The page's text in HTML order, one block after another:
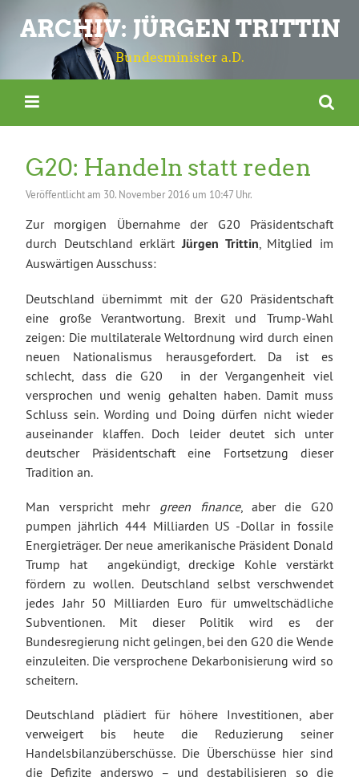
ARCHIV: JÜRGEN TRITTIN
Bundesminister a.D.
G20: Handeln statt reden
Veröffentlicht am 30. November 2016 um 10:47 Uhr.
Zur morgigen Übernahme der G20 Präsidentschaft
durch Deutschland erklärtJürgen Trittin, Mitglied im
Auswärtigen Ausschuss:
Deutschland übernimmt mit der G20 Präsidentschaft
eine große Verantwortung. Brexit und Trump-Wahl
zeigen: Die multilaterale Weltordnung wird durch einen
neuen Nationalismus herausgefordert. Da ist es
schlecht, dass die G20 in der Vergangenheit viel
versprochen und wenig gehalten haben. Damit muss
Schluss sein. Wording und Doing dürfen nicht wieder
auseinander klaffen. Doch leider deutet sich unter
deutscher Präsidentschaft eine Fortsetzung dieser
Tradition an.
Man verspricht mehr green finance, aber die G20
pumpen jährlich 444 Milliarden US -Dollar in fossile
Energieträger. Der neue amerikanische Präsident Donald
Trump hat angekündigt, dreckige Kohle verstärkt
fördern zu wollen. Deutschland selbst verschwendet
jedes Jahr 50 Milliarden Euro für umweltschädliche
Subventionen. Mit dieser Politik wird es der
Bundesregierung nicht gelingen, bei den G20 die Wende
einzuleiten. Die versprochene Dekarbonisierung wird so
scheitern.
Deutschland plädiert für höhere Investitionen, aber
verweigert bis heute die Reduzierung seiner
Handelsbilanzüberschüsse. Die Überschüsse hier sind
die Defizite anderswo – und destabilisieren so die